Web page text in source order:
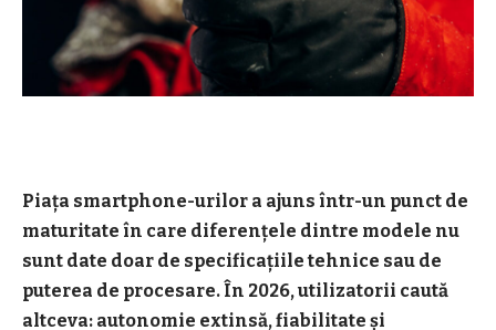
Piața smartphone-urilor a ajuns într-un punct de
maturitate în care diferențele dintre modele nu
sunt date doar de specificațiile tehnice sau de
puterea de procesare. În 2026, utilizatorii caută
altceva: autonomie extinsă, fiabilitate și